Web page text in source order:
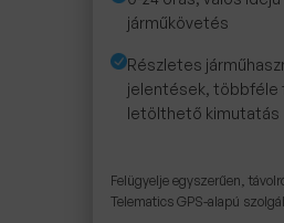
járműkövetés
Részletes
jelentések, többféle
letölthető kimutatás
Felügyelje egyszerűen,
Telematics GPS-alapú